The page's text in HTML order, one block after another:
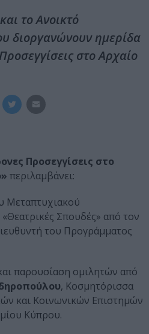
το Ανοικτό
διοργανώνουν ημερίδα
στο Αρχαίο
Προσεγγίσεις στο
περιλαμβάνει:
Μεταπτυχιακού
Σπουδές» από τον
του Προγράμματος
παρουσίαση ομιλητών από
, Κοσμητόρισσα
και Κοινωνικών Επιστημών
Κύπρου.